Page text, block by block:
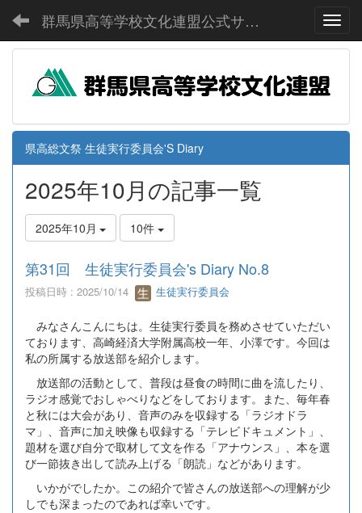
群馬県高等学校文化連盟公式サイト
県高総文祭 生徒実行委員会'S Diary
2025年10月の記事一覧
2025年10月 10件
第31回 生徒実行委員会's Diary No.8
投稿日時 : 2025/10/14 生徒実行委員会
みなさんこんにちは。生徒実行委員を務めさせていただい
ております、高崎経済大学附属高校一年、小澤です。今回は
私の所属する放送部を紹介します。
放送部の活動として、普段は昼食の時間に曲を流したり、
ラジオ感覚でおしゃべりなどをしております。また、毎年春
と秋には大会があり、音声のみを収録する「ラジオドラ
マ」、音声に加え映像も収録する「テレビドキュメント」、
題材を選び自分で取材して文を作る「アナウンス」、本を選
び一節抜き出して読み上げる「朗読」などがあります。
いかがでしたか。この紹介で皆さんの放送部への理解が少
しでも深まったのであれば幸いです。